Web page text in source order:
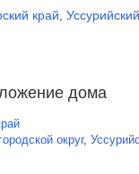
край,
дома
округ,